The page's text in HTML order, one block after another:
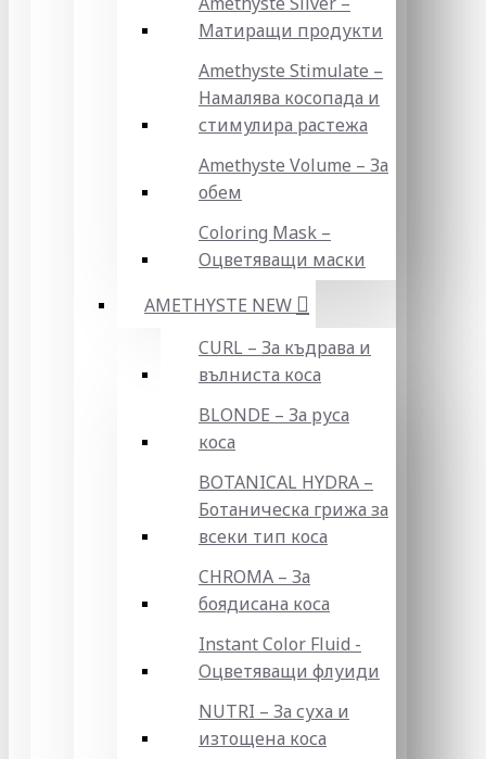
Матиращи продукти
Amethyste Stimulate –
Намалява косопада и
стимулира растежа
Amethyste Volume – За
обем
Coloring Mask –
Оцветяващи маски
AMETHYSTE NEW
CURL – За къдрава и
вълниста коса
BLONDE – За руса
коса
BOTANICAL HYDRA –
Ботаническа грижа за
всеки тип коса
CHROMA – За
боядисана коса
Instant Color Fluid -
Оцветяващи флуиди
NUTRI – За суха и
изтощена коса